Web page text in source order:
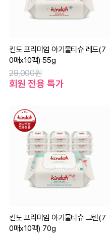
킨도 프리미엄 아기물티슈 레드(7
0매x10팩) 55g
29,000원
회원 전용 특가
킨도 프리미엄 아기물티슈 그린(7
0매x10팩) 70g